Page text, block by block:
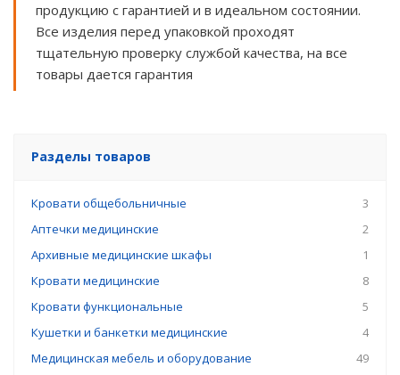
продукцию с гарантией и в идеальном состоянии.
Все изделия перед упаковкой проходят
тщательную проверку службой качества, на все
товары дается гарантия
Разделы товаров
Кровати общебольничные
3
Аптечки медицинские
2
Архивные медицинские шкафы
1
Кровати медицинские
8
Кровати функциональные
5
Кушетки и банкетки медицинские
4
Медицинская мебель и оборудование
49